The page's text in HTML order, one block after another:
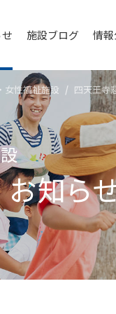
施設ブログ 情
女性福祉施設 四天王寺
お知ら